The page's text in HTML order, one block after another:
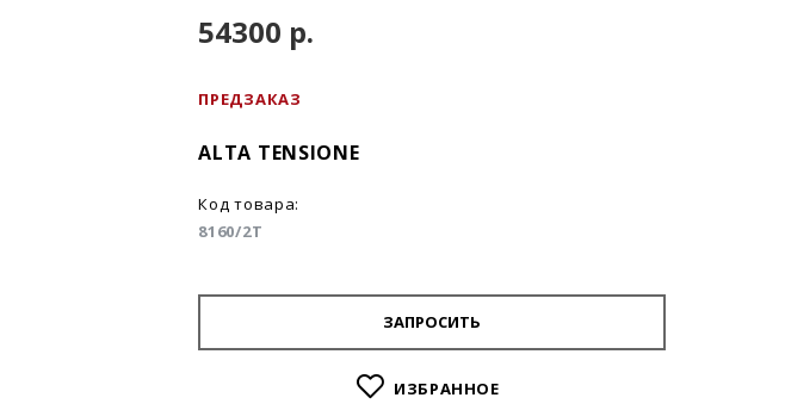
ПРЕДЗАКАЗ
ALTA TENSIONE
Код товара:
8160/2T
54300 р.
ЗАПРОСИТЬ
ИЗБРАННОЕ